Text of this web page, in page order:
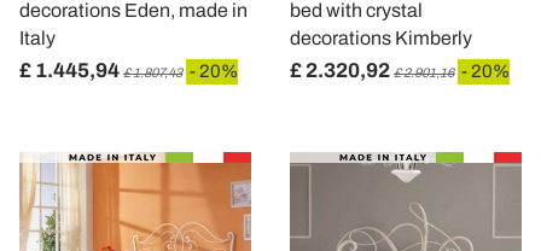
decorations Eden, made in
Italy
£ 1.445,94 £ 1.807,43 - 20%
bed with crystal
decorations Kimberly
£ 2.320,92 £ 2.901,16 - 20%